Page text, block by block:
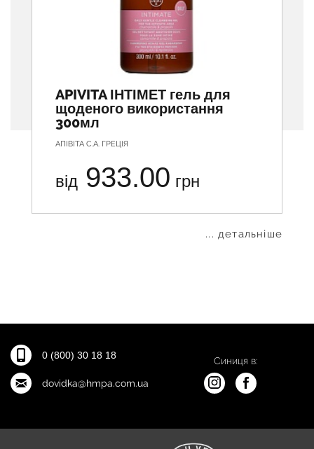
APIVITA ІНТІМЕТ гель для
щоденого використання
300мл
АПІВІТА С.А. ГРЕЦІЯ
від 933.00 грн
... детальніше
0 (800) 30 18 18
dovidka@hmpa.com.ua
Синиця в: